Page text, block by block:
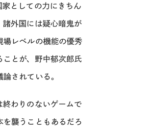
としての力にきちん
諸外国には疑心暗鬼が
場レベルの機能の優秀
ことが、野中郁次郎氏
されている。
終わりのないゲームで
襲うこともあるだろ